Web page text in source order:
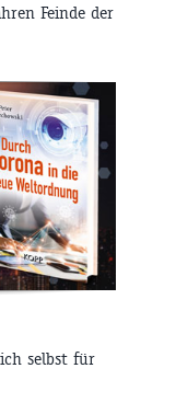
Feinde der
selbst für